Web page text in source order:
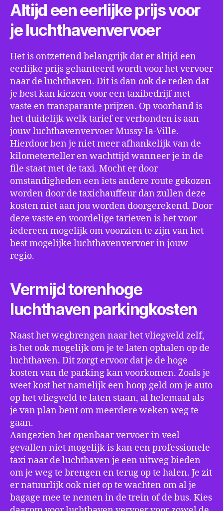
Altijd een eerlijke prijs voor
je luchthavenvervoer
Het is ontzettend belangrijk dat er altijd een
eerlijke prijs gehanteerd wordt voor het vervoer
naar de luchthaven. Dit is dan ook de reden dat
je best kan kiezen voor een taxibedrijf met
vaste en transparante prijzen. Op voorhand is
het duidelijk welk tarief er verbonden is aan
jouw luchthavenvervoer Mussy-la-Ville.
Hierdoor ben je niet meer afhankelijk van de
kilometerteller en wachttijd wanneer je in de
file staat met de taxi. Mocht er door
omstandigheden een iets andere route gekozen
worden door de taxichauffeur dan zullen deze
kosten niet aan jou worden doorgerekend. Door
deze vaste en voordelige tarieven is het voor
iedereen mogelijk om voorzien te zijn van het
best mogelijke luchthavenvervoer in jouw
regio.
Vermijd torenhoge
luchthaven parkingkosten
Naast het wegbrengen naar het vliegveld zelf,
is het ook mogelijk om je te laten ophalen op de
luchthaven. Dit zorgt ervoor dat je de hoge
kosten van de parking kan voorkomen. Zoals je
weet kost het namelijk een hoop geld om je auto
op het vliegveld te laten staan, al helemaal als
je van plan bent om meerdere weken weg te
gaan.
Aangezien het openbaar vervoer in veel
gevallen niet mogelijk is kan een professionele
taxi naar de luchthaven je een uitweg bieden
om je weg te brengen en terug op te halen. Je zit
er natuurlijk ook niet op te wachten om al je
bagage mee te nemen in de trein of de bus. Kies